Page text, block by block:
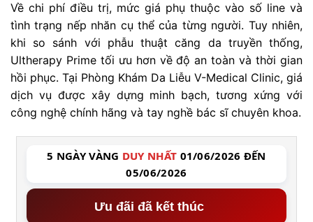
Về chi phí điều trị, mức giá phụ thuộc vào số line và
tình trạng nếp nhăn cụ thể của từng người. Tuy nhiên,
khi so sánh với phẫu thuật căng da truyền thống,
Ultherapy Prime tối ưu hơn về độ an toàn và thời gian
hồi phục. Tại Phòng Khám Da Liễu V-Medical Clinic, giá
dịch vụ được xây dựng minh bạch, tương xứng với
công nghệ chính hãng và tay nghề bác sĩ chuyên khoa.
5 NGÀY VÀNG DUY NHẤT 01/06/2026 ĐẾN
05/06/2026
Ưu đãi đã kết thúc